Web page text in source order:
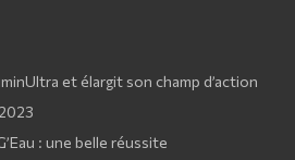
et élargit son champ d’action
: une belle réussite